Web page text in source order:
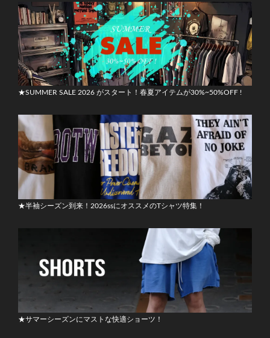
★SUMMER SALE 2026 がスタート！春夏アイテムが30%~50%OFF !
★半袖シーズン到来！2026ssにオススメのTシャツ特集！
★サマーシーズンにマストな快適ショーツ！